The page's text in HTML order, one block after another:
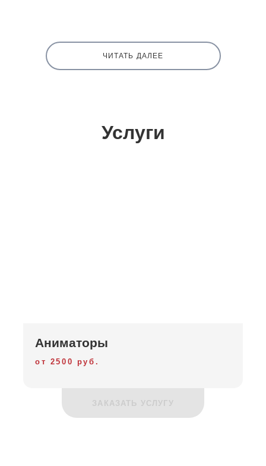
ЧИТАТЬ ДАЛЕЕ
Услуги
Аниматоры
от 2500 руб.
ЗАКАЗАТЬ УСЛУГУ